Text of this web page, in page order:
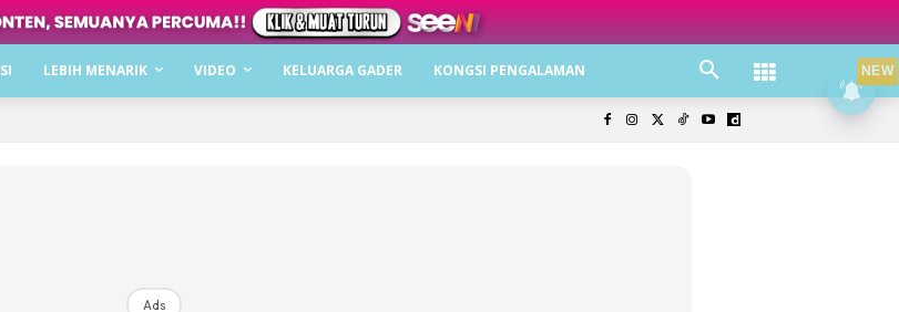
LEBIH MENARIK VIDEO KELUARGA GADER KONGSI PENGALAMAN
Ads
NEW